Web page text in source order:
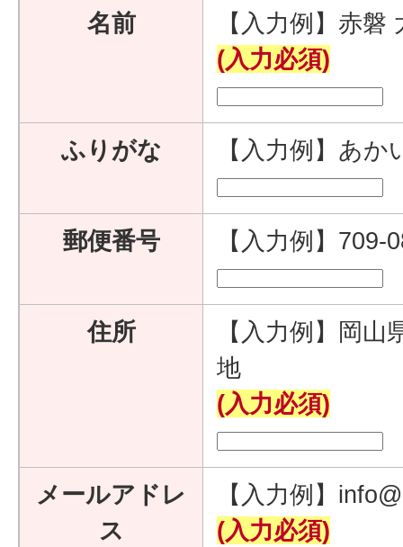
名前
【入力例】赤磐
(入力必須)
ふりがな 【入力例】あ
郵便番号 【入力例】
住所
【入力例】岡
地
(入力必須)
メールアドレ
ス
【入力例】
(入力必須)